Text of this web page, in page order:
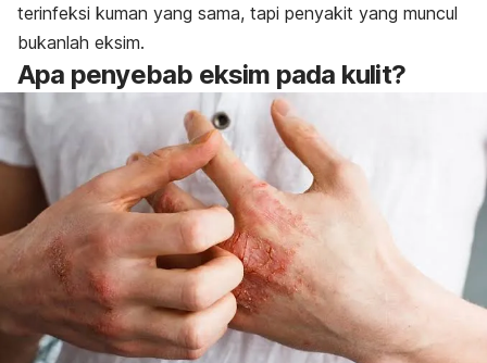
terinfeksi kuman yang sama, tapi penyakit yang muncul
bukanlah eksim.
Apa penyebab eksim pada kulit?